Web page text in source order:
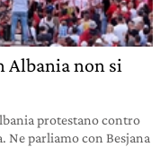
Albania non si
protestano contro
Ne parliamo con Besjana